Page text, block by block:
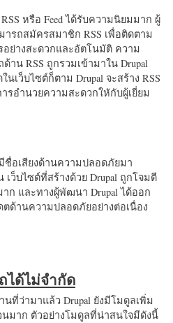
หรือ Feed ได้รับความนิยมมาก ผู้
ารถสมัครสมาชิก RSS เพื่อติดตาม
อย่างสะดวกและอัตโนมัติ ความ
าน RSS ถูกรวมเข้ามาใน Drupal
เว็บไซต์ก็ตาม Drupal จะสร้าง RSS
รอำนวยความสะดวกใหักับผู้เยี่ยม
ชื่อเสียงด้านความปลอดภัยมา
เว็บไซต์ที่สร้างด้วย Drupal ถูกโจมตี
าก และทางผู้พัฒนา Drupal ได้ออก
ตด้านความปลอดภัยอย่างต่อเนื่อง
ได้ไม่จำกัด
ที่ว่ามาแล้ว Drupal ยังมีโมดูลเพิ่ม
มาก ตัวอย่างโมดูลที่น่าสนใจมีดังนี้